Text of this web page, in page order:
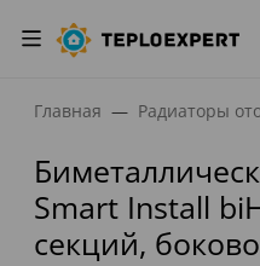
Главная Радиаторы
Smart Install
секций,